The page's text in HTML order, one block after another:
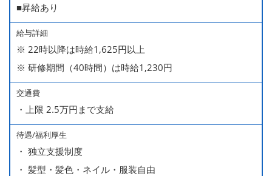
■昇給あり
給与詳細
※ 22時以降は時給1,625円以上
※ 研修期間（40時間）は時給1,230円
交通費
・上限 2.5万円まで支給
待遇/福利厚生
・ 独立支援制度
・ 髪型・髪色・ネイル・服装自由